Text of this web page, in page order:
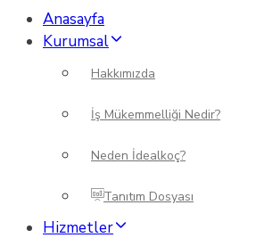
Anasayfa
Kurumsal
Hakkımızda
İş Mükemmelliği Nedir?
Neden İdealkoç?
Tanıtım Dosyası
Hizmetler